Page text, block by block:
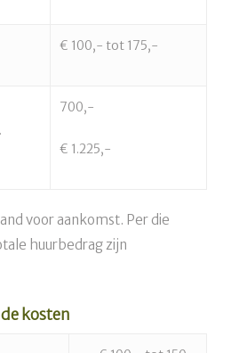
€ 100,- tot 175,-
700,-
€ 1.225,-
voor aankomst. Per die
huurbedrag zijn
kosten